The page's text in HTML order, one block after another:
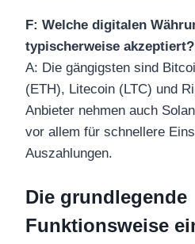
F: Welche digitalen
typischerweise akzeptiert?
A: Die gängigsten sind
(ETH), Litecoin (LTC) und
Anbieter nehmen auch
vor allem für schnellere
Auszahlungen.
Die grundlegende
Funktionsweise